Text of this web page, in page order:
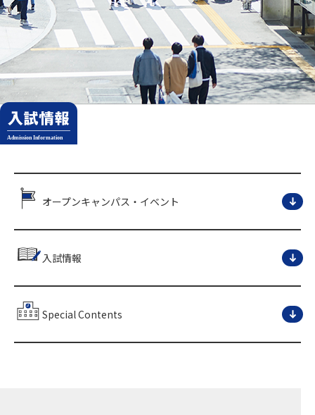
オープンキャンパス・イベント
入試情報
Special Contents